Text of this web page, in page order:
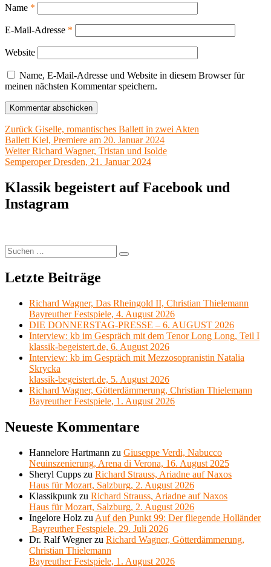
Name *
E-Mail-Adresse *
Website
Name, E-Mail-Adresse und Website in diesem Browser für
meinen nächsten Kommentar speichern.
Beitragsnavigation
Zurück Vorheriger
Beitrag:
Giselle, romantisches Ballett in zwei Akten
Ballett Kiel, Premiere am 20. Januar 2024
Weiter Nächster
Beitrag:
Richard Wagner, Tristan und Isolde
Semperoper Dresden, 21. Januar 2024
Klassik begeistert auf Facebook und
Instagram
Suchen
nach:
Suchen
Letzte Beiträge
Richard Wagner, Das Rheingold II, Christian Thielemann
Bayreuther Festspiele, 4. August 2026
DIE DONNERSTAG-PRESSE – 6. AUGUST 2026
Interview: kb im Gespräch mit dem Tenor Long Long, Teil I
klassik-begeistert.de, 6. August 2026
Interview: kb im Gespräch mit Mezzosopranistin Natalia
Skrycka
klassik-begeistert.de, 5. August 2026
Richard Wagner, Götterdämmerung, Christian Thielemann
Bayreuther Festspiele, 1. August 2026
Neueste Kommentare
Hannelore Hartmann zu Giuseppe Verdi, Nabucco
Neuinszenierung, Arena di Verona, 16. August 2025
Sheryl Cupps zu Richard Strauss, Ariadne auf Naxos
Haus für Mozart, Salzburg, 2. August 2026
Klassikpunk zu Richard Strauss, Ariadne auf Naxos
Haus für Mozart, Salzburg, 2. August 2026
Ingelore Holz zu Auf den Punkt 99: Der fliegende Holländer
Bayreuther Festspiele, 29. Juli 2026
Dr. Ralf Wegnerzu Richard Wagner, Götterdämmerung,
Christian Thielemann
Bayreuther Festspiele, 1. August 2026